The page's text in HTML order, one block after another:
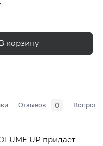
корзину
Отзывов 0 Вопросы
UP придаёт